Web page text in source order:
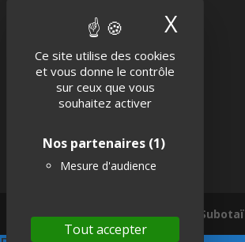
Ce site utilise des cookies
et vous donne le contrôle
sur ceux que vous
souhaitez activer
Nos partenaires (1)
Mesure d'audience
Tout accepter
X
Politique de confidentialité
Mentions légales
SUIVEZ-NOUS !
Une réalisation Subotaï